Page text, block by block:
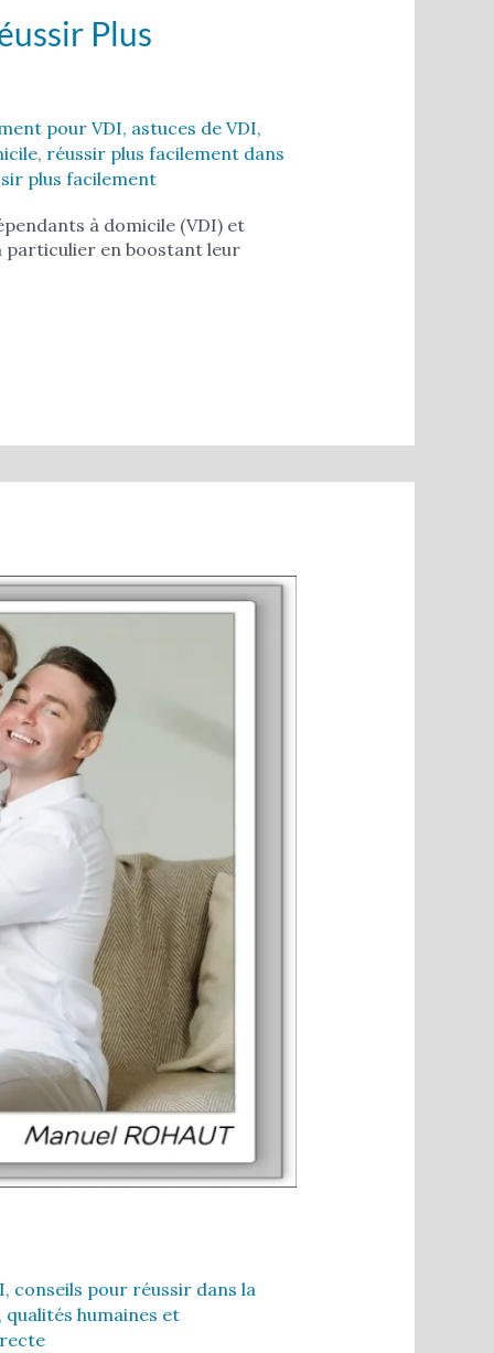
Plus
pour VDI, astuces de VDI,
, réussir plus facilement dans
plus facilement
à domicile (VDI) et
particulier en boostant leur
, conseils pour réussir dans la
qualités humaines et